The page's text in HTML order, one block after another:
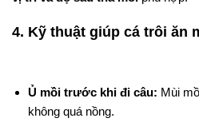
4. Kỹ thuật giúp cá trôi ăn
Ủ mồi trước khi đi câu: Mùi
không quá nồng.